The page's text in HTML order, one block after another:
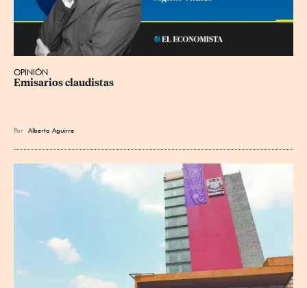
OPINIÓN
Emisarios claudistas
Por Alberto Aguirre